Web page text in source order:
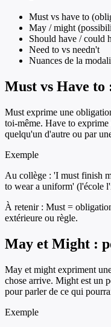
Must vs have to
May / might
Should have / could
Need to vs needn't
Nuances de la
Must vs Have to
Must exprime une
toi-même. Have to
quelqu'un d'autre ou par
Exemple
Au collège : 'I must finish
to wear a uniform' (l'école
À retenir : Must =
extérieure ou règle.
May et Might :
May et might expriment
chose arrive. Might est un
pour parler de ce qui
Exemple